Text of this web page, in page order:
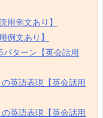
用例文あり】
例文あり】
パターン【英会話用
英語表現【英会話用
英語表現【英会話用